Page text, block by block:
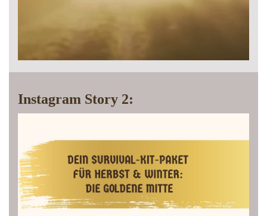
Instagram Story 2: